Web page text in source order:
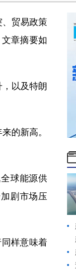
贸易政策
章摘要如
以及特朗
的新高。
球能源供
剧市场压
样意味着